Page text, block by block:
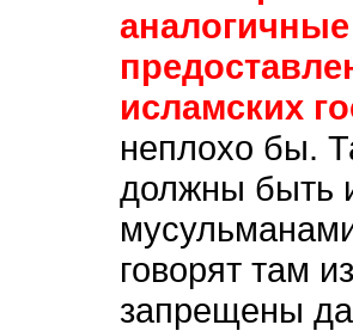
исламских
неплохо бы.
должны быть
говорят там
запрещены